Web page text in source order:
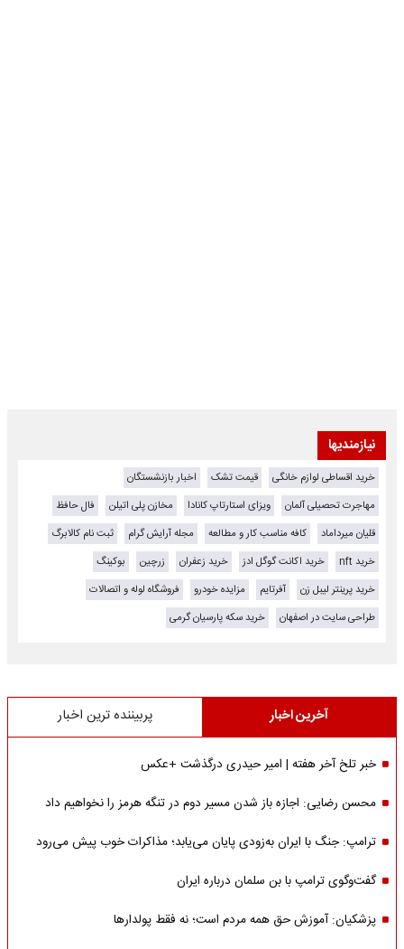
نیازمندیها
خرید اقساطی لوازم خانگی قیمت تشک
اخبار بازنشستگان
مهاجرت تحصیلی آلمان
ویزای استارتاپ کانادا مخازن پلی اتیلن
فال حافظ
قلیان میرداماد
کافه مناسب کار و مطالعه مجله آرایش گرام
ثبت نام کالابرگ
خرید nft
خرید اکانت گوگل ادز خرید زعفران زرچین
بوکینگ
خرید پرینتر لیبل زن
آفرتایم مزایده خودرو
فروشگاه لوله و اتصالات
طراحی سایت در اصفهان
خرید سکه پارسیان گرمی
آخرین اخبار پربیننده ترین اخبار
خبر تلخ آخر هفته | امیر حیدری درگذشت +عکس
محسن رضایی: اجازه باز شدن مسیر دوم در تنگه هرمز را نخواهیم داد
ترامپ: جنگ با ایران به‌زودی پایان می‌یابد؛ مذاکرات خوب پیش می‌رود
گفت‌وگوی ترامپ با بن سلمان درباره ایران
پزشکیان: آموزش حق همه مردم است؛ نه فقط پولدارها